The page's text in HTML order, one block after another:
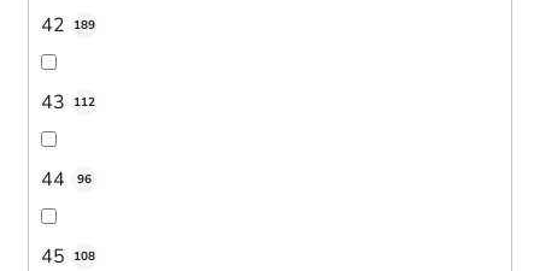
42 189
43 112
44 96
45 108